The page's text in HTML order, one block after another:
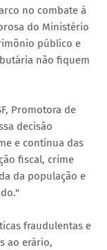
no combate à
do Ministério
público e
não fiquem
Promotora de
decisão
e contínua das
fiscal, crime
da população e
fraudulentas e
ao erário,